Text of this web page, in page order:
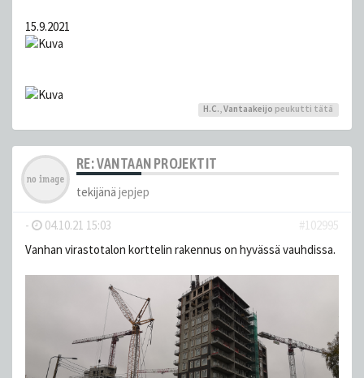
15.9.2021
H.C.,Vantaakeijo peukutti tätä
RE: VANTAAN PROJEKTIT
tekijänä jepjep
- 04.10.21 15:03
#102995
Vanhan virastotalon korttelin rakennus on hyvässä vauhdissa.